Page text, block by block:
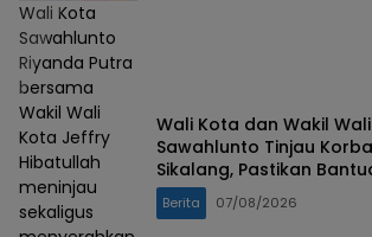
Wali Kota
Sawahlunto
Riyanda Putra
bersama
Wakil Wali
Kota Jeffry
Hibatullah
meninjau
sekaligus
Wali Kota dan Wakil
Sawahlunto Tinjau
Sikalang, Pastikan
Mitigasi Bencana
Berita 07/08/2026